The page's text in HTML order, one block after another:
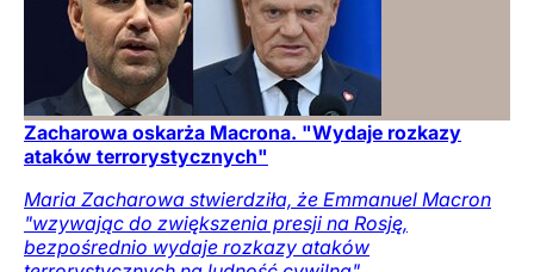
Zacharowa oskarża Macrona. "Wydaje rozkazy
ataków terrorystycznych"
Maria Zacharowa stwierdziła, że Emmanuel Macron
"wzywając do zwiększenia presji na Rosję,
bezpośrednio wydaje rozkazy ataków